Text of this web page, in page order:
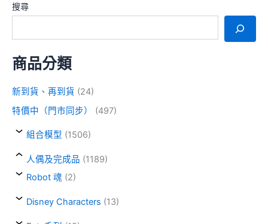
搜尋
商品分類
新到貨、再到貨 (24)
特價中（門市同步）
(497)
組合模型 (1506)
人偶及完成品 (1189)
Robot 魂 (2)
Disney Characters (13)